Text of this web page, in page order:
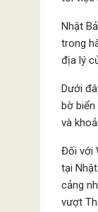
Nhật
trong
địa lý
Dưới
bờ biển
và
Đối với
tại
cảng
vượt